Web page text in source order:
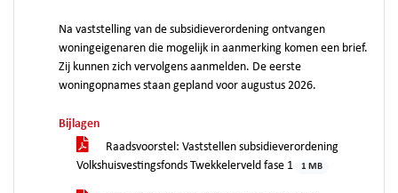
Na vaststelling van de subsidieverordening ontvangen
woningeigenaren die mogelijk in aanmerking komen een brief.
Zij kunnen zich vervolgens aanmelden. De eerste
woningopnames staan gepland voor augustus 2026.
Bijlagen
Raadsvoorstel: Vaststellen subsidieverordening
Volkshuisvestingsfonds Twekkelerveld fase 1
1 MB